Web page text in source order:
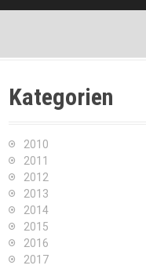
Kategorien
2010
2011
2012
2013
2014
2015
2016
2017